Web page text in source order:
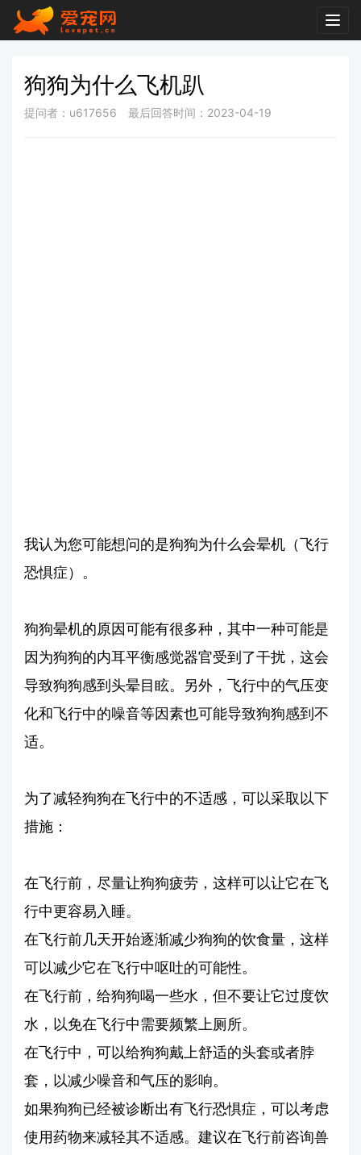
狗狗为什么飞机趴
提问者：u617656 最后回答时间：2023-04-19
我认为您可能想问的是狗狗为什么会晕机（飞行
恐惧症）。
狗狗晕机的原因可能有很多种，其中一种可能是
因为狗狗的内耳平衡感觉器官受到了干扰，这会
导致狗狗感到头晕目眩。另外，飞行中的气压变
化和飞行中的噪音等因素也可能导致狗狗感到不
适。
为了减轻狗狗在飞行中的不适感，可以采取以下
措施：
在飞行前，尽量让狗狗疲劳，这样可以让它在飞
行中更容易入睡。
在飞行前几天开始逐渐减少狗狗的饮食量，这样
可以减少它在飞行中呕吐的可能性。
在飞行前，给狗狗喝一些水，但不要让它过度饮
水，以免在飞行中需要频繁上厕所。
在飞行中，可以给狗狗戴上舒适的头套或者脖
套，以减少噪音和气压的影响。
如果狗狗已经被诊断出有飞行恐惧症，可以考虑
使用药物来减轻其不适感。建议在飞行前咨询兽